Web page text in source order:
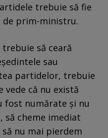
trebuie să fie
prim-ministru.
să ceară
sau
partidelor, trebuie
vede că nu există
fost numărate și nu
să cheme imediat
nu mai pierdem